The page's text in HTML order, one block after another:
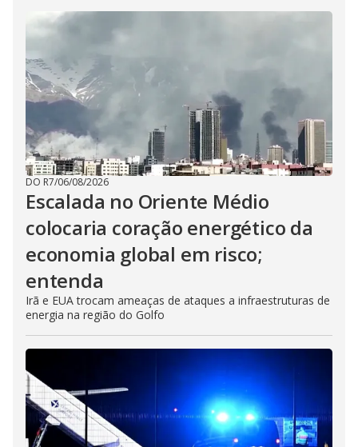
DO R7/06/08/2026
Escalada no Oriente Médio
colocaria coração energético da
economia global em risco;
entenda
Irã e EUA trocam ameaças de ataques a infraestruturas de
energia na região do Golfo